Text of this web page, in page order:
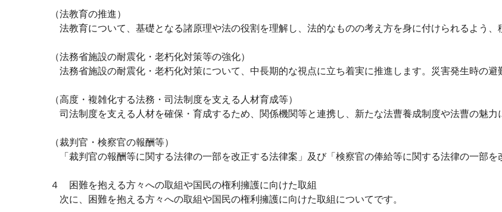
（法教育の推進）
法教育について、基礎となる諸原理や法の役割を理解し、法的なものの考え方を身に付けられるよう、
（法務省施設の耐震化・老朽化対策等の強化）
法務省施設の耐震化・老朽化対策について、中長期的な視点に立ち着実に推進します。災害発生時の避
（高度・複雑化する法務・司法制度を支える人材育成等）
司法制度を支える人材を確保・育成するため、関係機関等と連携し、新たな法曹養成制度や法曹の魅力
（裁判官・検察官の報酬等）
「裁判官の報酬等に関する法律の一部を改正する法律案」及び「検察官の俸給等に関する法律の一部を
４ 困難を抱える方々への取組や国民の権利擁護に向けた取組
次に、困難を抱える方々への取組や国民の権利擁護に向けた取組についてです。